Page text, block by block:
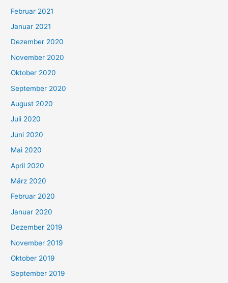
Februar 2021
Januar 2021
Dezember 2020
November 2020
Oktober 2020
September 2020
August 2020
Juli 2020
Juni 2020
Mai 2020
April 2020
März 2020
Februar 2020
Januar 2020
Dezember 2019
November 2019
Oktober 2019
September 2019